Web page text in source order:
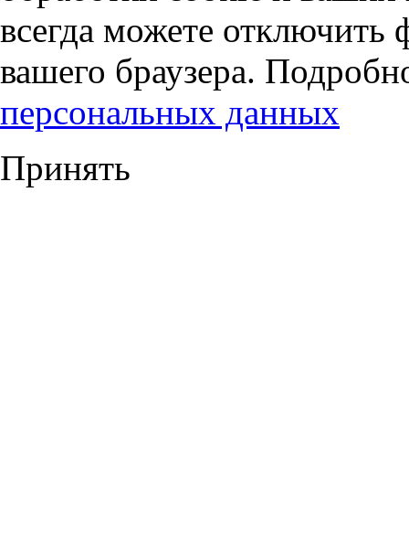
всегда можете отключить
вашего браузера.
персональных данных
Принять